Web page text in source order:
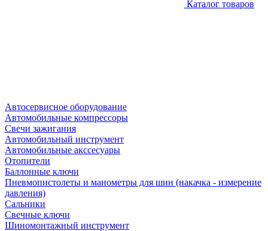
Каталог товаров
Автосервисное оборудование
Автомобильные компрессоры
Свечи зажигания
Автомобильный инструмент
Автомобильные акссесуары
Отопители
Баллонные ключи
Пневмопистолеты и манометры для шин (накачка - измерение
давления)
Сальники
Свечные ключи
Шиномонтажный инструмент